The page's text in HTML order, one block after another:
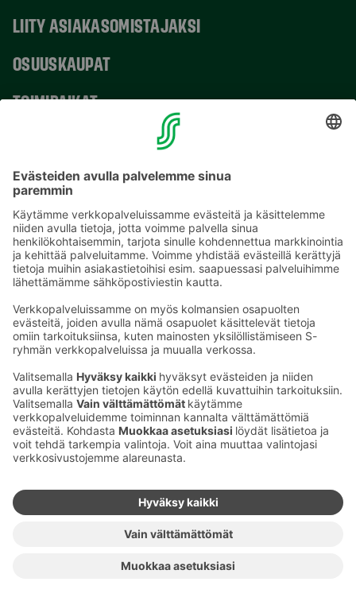
LIITY ASIAKASOMISTAJAKSI
OSUUSKAUPAT
TOIMIPAIKAT
Sähköpostiosoitteet S-ryhmässä ovat muotoa
etunimi.sukunimi@sok.fi
Seuraa meitä:
Muuta evästeasetuksia